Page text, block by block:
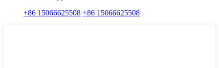
+86 15066625508 +86 15066625508